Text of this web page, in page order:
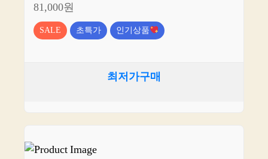
81,000원
SALE 초특가 인기상품
최저가구매